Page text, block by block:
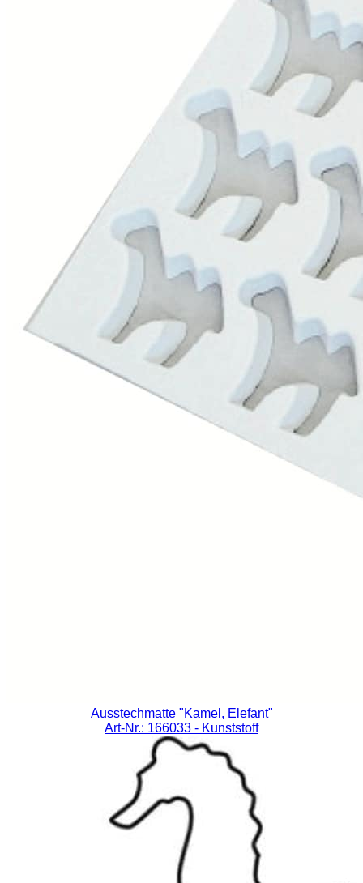
Ausstechmatte "Kamel, Elefant"
Art-Nr.: 166033 - Kunststoff